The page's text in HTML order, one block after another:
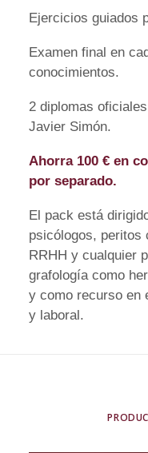
Ejercicios guiados
Examen final en
conocimientos.
2 diplomas
Javier Simón.
Ahorra 100 € en
por separado.
El pack está
psicólogos, peritos
RRHH y cualquier
grafología como
y como recurso en
y laboral.